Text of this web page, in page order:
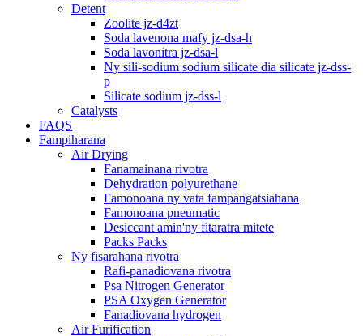
Detent
Zoolite jz-d4zt
Soda lavenona mafy jz-dsa-h
Soda lavonitra jz-dsa-l
Ny sili-sodium sodium silicate dia silicate jz-dss-
p
Silicate sodium jz-dss-l
Catalysts
FAQS
Fampiharana
Air Drying
Fanamainana rivotra
Dehydration polyurethane
Famonoana ny vata fampangatsiahana
Famonoana pneumatic
Desiccant amin'ny fitaratra mitete
Packs Packs
Ny fisarahana rivotra
Rafi-panadiovana rivotra
Psa Nitrogen Generator
PSA Oxygen Generator
Fanadiovana hydrogen
Air Furification